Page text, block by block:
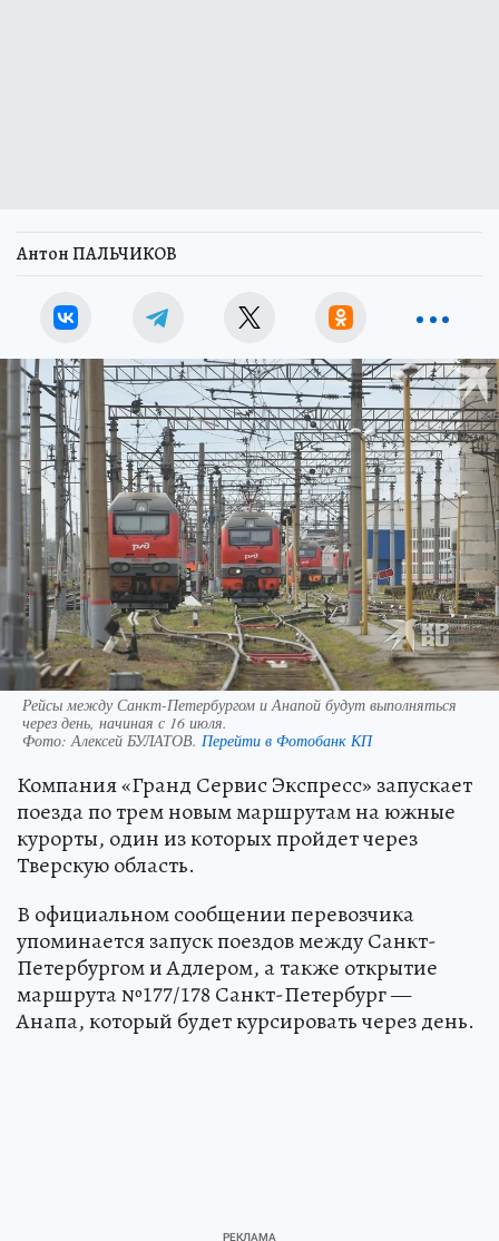
Антон ПАЛЬЧИКОВ
Рейсы между Санкт-Петербургом и Анапой будут выполняться
через день, начиная с 16 июля.
Фото:Алексей БУЛАТОВ. Перейти в Фотобанк КП
Компания «Гранд Сервис Экспресс» запускает
поезда по трем новым маршрутам на южные
курорты, один из которых пройдет через
Тверскую область.
В официальном сообщении перевозчика
упоминается запуск поездов между Санкт-
Петербургом и Адлером, а также открытие
маршрута №177/178 Санкт-Петербург —
Анапа, который будет курсировать через день.